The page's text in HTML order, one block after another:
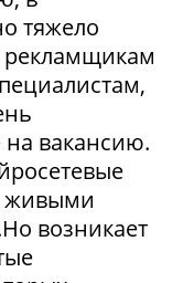
тяжело
рекламщикам
вакансию.
живыми
возникает